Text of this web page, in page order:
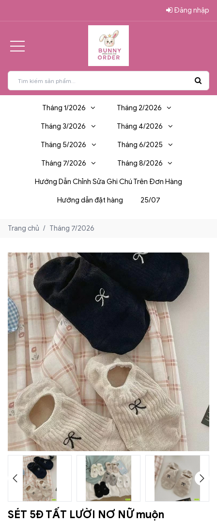
Đăng nhập
Tháng 1/2026 Tháng 2/2026
Tháng 3/2026 Tháng 4/2026
Tháng 5/2026 Tháng 6/2025
Tháng 7/2026 Tháng 8/2026
Hướng Dẫn Chỉnh Sửa Ghi Chú Trên Đơn Hàng
Hướng dẫn đặt hàng 25/07
Trang chủ / Tháng 7/2026
SÉT 5Đ TẤT LƯỜI NƠ NỮ muộn